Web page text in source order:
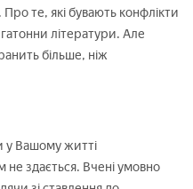
. Про те, які бувають конфлікти
літератури. Але
більше, ніж
у Вашому житті
не здається. Вчені умовно